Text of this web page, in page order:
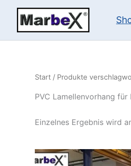
springen
Start / Produkte
PVC Lamellenvorhang
Einzelnes Ergebnis wird